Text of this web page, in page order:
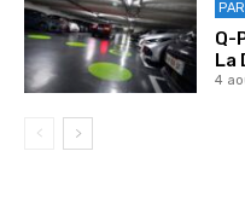
Q-
La
4